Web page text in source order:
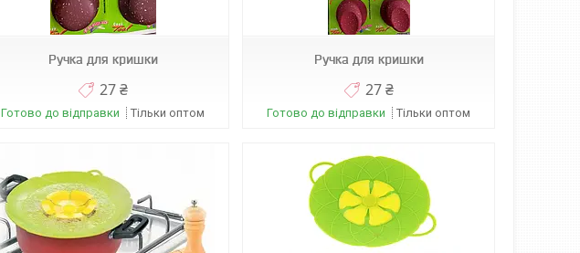
Ручка для кришки
27 ₴
Готово до відправки Тільки оптом
Ручка для кришки
27 ₴
Готово до відправки Тільки оптом